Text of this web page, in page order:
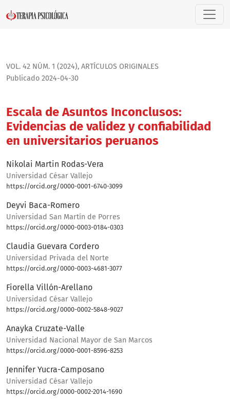
Escala de Asuntos Inconclusos: Evidencias de validez y
VOL. 42 NÚM. 1 (2024), ARTÍ­CULOS ORIGINALES
Escala de Asuntos Inconclusos:
Evidencias de validez y confiabilidad
en universitarios peruanos
Publicado 2024-04-30
Nikolai Martin Rodas-Vera
Universidad César Vallejo
https://orcid.org/0000-0001-6740-3099
Deyvi Baca-Romero
Universidad San Martín de Porres
https://orcid.org/0000-0003-0184-0303
Claudia Guevara Cordero
Universidad Privada del Norte
https://orcid.org/0000-0003-4681-3077
Fiorella Villón-Arellano
Universidad César Vallejo
https://orcid.org/0000-0002-5848-9027
Anayka Cruzate-Valle
Universidad Nacional Mayor de San Marcos
https://orcid.org/0000-0001-8596-8253
Jennifer Yucra-Camposano
Universidad César Vallejo
https://orcid.org/0000-0002-2014-1690